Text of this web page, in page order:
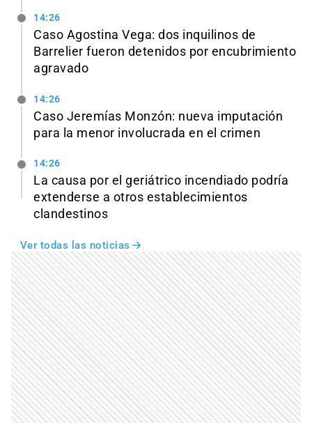
14:26
Caso Agostina Vega: dos inquilinos de
Barrelier fueron detenidos por encubrimiento
agravado
14:26
Caso Jeremías Monzón: nueva imputación
para la menor involucrada en el crimen
14:26
La causa por el geriátrico incendiado podría
extenderse a otros establecimientos
clandestinos
Ver todas las noticias